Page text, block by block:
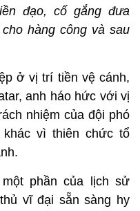
đạo, cố gắng đưa
hàng công và sau
ở vị trí tiền vệ cánh,
anh háo hức với vị
nhiệm của đội phó
khác vì thiên chức tổ
phần của lịch sử
vĩ đại sẵn sàng hy